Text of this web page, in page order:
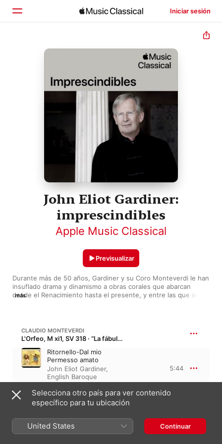
Iniciar sesión
Inicio
Buscar
John Eliot Gardiner:
imprescindibles
Apple Music Classical
Durante más de 50 años, Gardiner y su Coro Monteverdi le han
insuflado drama y dinamismo a obras corales que abarcan
desde el Renacimiento hasta el presente, y entre las que se
Orchestre Révolutionnaire et Romantique) lo ha explorado
prácticamente todo, desde las sinfonías de Mozart y
también ha probado géneros más ligeros de la mano de
Chabrier u Offenbach.
más
Previsualizar
CLAUDIO MONTEVERDI
L'Orfeo, M xi1, SV 318 · “La fábula de Orfeo”
Ritornello-Dal mio
Permesso amato
John Eliot Gardiner,
English Baroque
Soloists
5:44
CLAUDIO MONTEVERDI
Nisi Dominus a 10
Monteverdi Choir,
Selecciona otro país para ver contenido
específico para tu ubicación
United States Continuar